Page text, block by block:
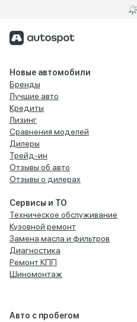
Новые автомобили
Бренды
Лучшие авто
Кредиты
Лизинг
Сравнения моделей
Дилеры
Трейд-ин
Отзывы об авто
Отзывы о дилерах
Сервисы и ТО
Техническое обслуживание
Кузовной ремонт
Замена масла и фильтров
Диагностика
Ремонт КПП
Шиномонтаж
Авто с пробегом